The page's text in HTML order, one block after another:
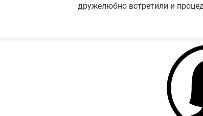
дружелюбно встретили и